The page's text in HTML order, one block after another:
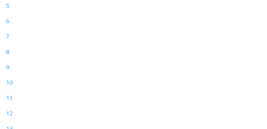
5
6
7
8
9
10
11
12